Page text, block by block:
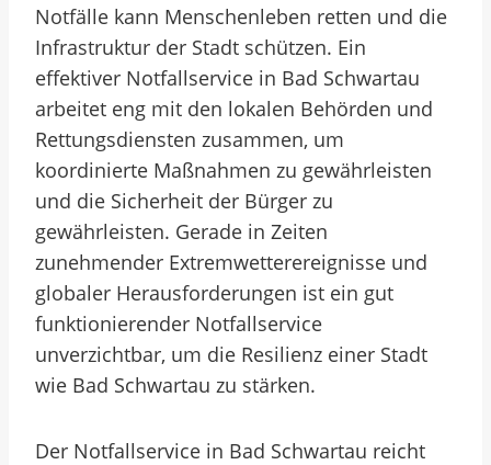
Notfälle kann Menschenleben retten und die
Infrastruktur der Stadt schützen. Ein
effektiver Notfallservice in Bad Schwartau
arbeitet eng mit den lokalen Behörden und
Rettungsdiensten zusammen, um
koordinierte Maßnahmen zu gewährleisten
und die Sicherheit der Bürger zu
gewährleisten. Gerade in Zeiten
zunehmender Extremwetterereignisse und
globaler Herausforderungen ist ein gut
funktionierender Notfallservice
unverzichtbar, um die Resilienz einer Stadt
wie Bad Schwartau zu stärken.
Der Notfallservice in Bad Schwartau reicht